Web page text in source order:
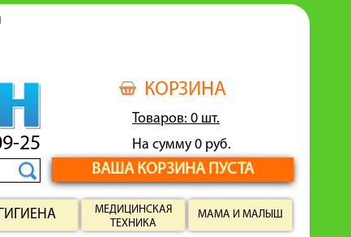
КОРЗИНА
Товаров: 0 шт.
На сумму 0 руб.
ВАША КОРЗИНА ПУСТА
25
МЕДИЦИНСКАЯ
ТЕХНИКА
МАМА И МАЛЫШ